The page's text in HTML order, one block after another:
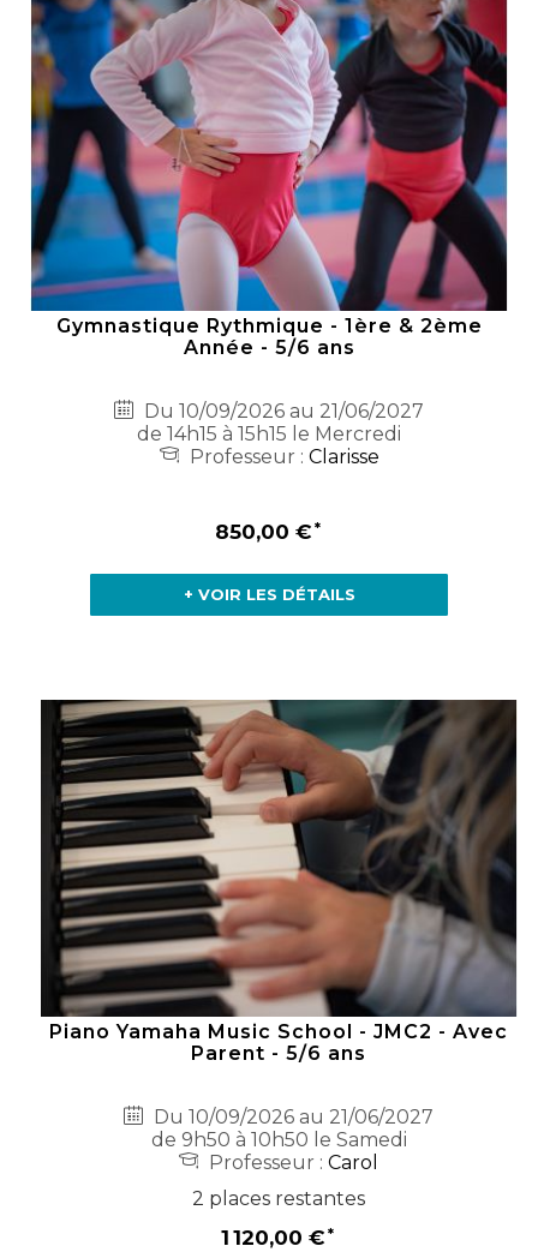
Gymnastique Rythmique - 1ère & 2ème
Année - 5/6 ans
Du 10/09/2026 au 21/06/2027
de 14h15 à 15h15 le Mercredi
Professeur : Clarisse
850,00 €
+ VOIR LES DÉTAILS
Piano Yamaha Music School - JMC2 - Avec
Parent - 5/6 ans
Du 10/09/2026 au 21/06/2027
de 9h50 à 10h50 le Samedi
Professeur :Carol
2 places restantes
1 120,00 €